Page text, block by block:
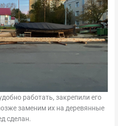
работать, закрепили его
заменим их на деревянные
сделан.